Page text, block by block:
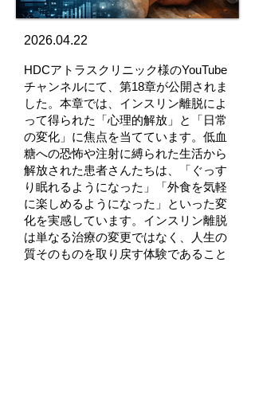
2026.04.22
HDCアトラスクリニック様のYouTube
チャンネルにて、第18章が公開されま
した。本章では、インスリン離脱によ
って得られた「心理的解放」と「日常
の変化」に焦点を当てています。低血
糖への恐怖や注射に縛られた生活から
解放された患者さんたちは、「ぐっす
り眠れるようになった」「外食を気軽
に楽しめるようになった」といった変
化を実感しています。インスリン離脱
は単なる治療の変更ではなく、人生の
質そのものを取り戻す体験であること